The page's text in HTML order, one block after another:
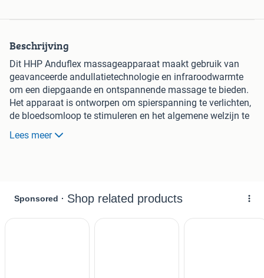
Beschrijving
Dit HHP Anduflex massageapparaat maakt gebruik van
geavanceerde andullatietechnologie en infraroodwarmte
om een diepgaande en ontspannende massage te bieden.
Het apparaat is ontworpen om spierspanning te verlichten,
de bloedsomloop te stimuleren en het algemene welzijn te
bevorderen. Ideaal voor thuisgebruik om te ontspannen na
een lange dag of ter ondersteuning van herstel. Eenvoudig
Lees meer